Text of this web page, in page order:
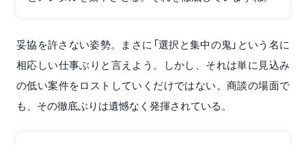
妥協を許さない姿勢。まさに「選択と集中の鬼」という名に
相応しい仕事ぶりと言えよう。しかし、それは単に見込み
の低い案件をロストしていくだけではない。商談の場面で
も、その徹底ぶりは遺憾なく発揮されている。